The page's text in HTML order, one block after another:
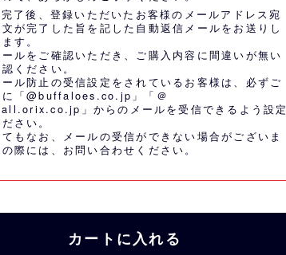
了後、登録いただいたお客様のメールアドレス宛
が完了した旨を記した自動返信メールをお送りし
す。
ルをご確認いただき、ご購入内容に間違いが無い
ください。
ル防止の受信設定をされているお客様は、必ずご
に「@buffaloes.co.jp」「＠
」からのメールを受信できるよう設定
さい。
もなお、メールの受信ができない場合がございま
際には、 お問い合わせください。
カートに入れる